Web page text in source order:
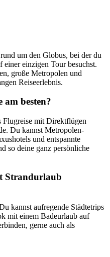
um den Globus, bei der du
einzigen Tour besuchst.
große Metropolen und
Reiseerlebnis.
am besten?
Flugreise mit Direktflügen
Du kannst Metropolen-
und entspannte
so deine ganz persönliche
Strandurlaub
kannst aufregende Städtetrips
mit einem Badeurlaub auf
gerne auch als